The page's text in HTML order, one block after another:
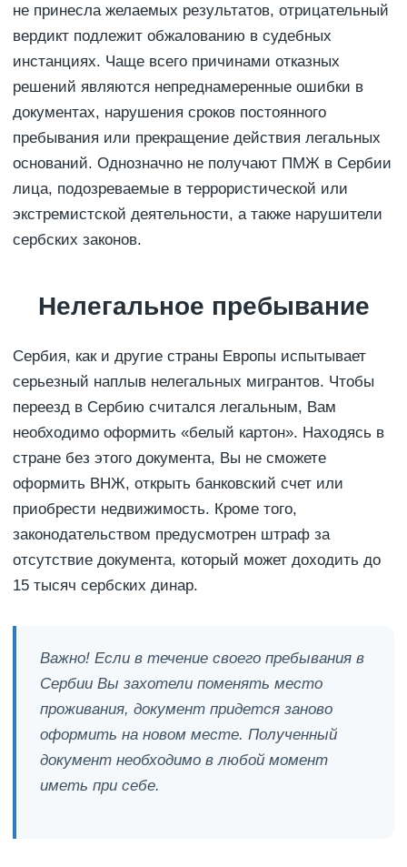
не принесла желаемых результатов, отрицательный
вердикт подлежит обжалованию в судебных
инстанциях. Чаще всего причинами отказных
решений являются непреднамеренные ошибки в
документах, нарушения сроков постоянного
пребывания или прекращение действия легальных
оснований. Однозначно не получают ПМЖ в Сербии
лица, подозреваемые в террористической или
экстремистской деятельности, а также нарушители
сербских законов.
Нелегальное пребывание
Сербия, как и другие страны Европы испытывает
серьезный наплыв нелегальных мигрантов. Чтобы
переезд в Сербию считался легальным, Вам
необходимо оформить «белый картон». Находясь в
стране без этого документа, Вы не сможете
оформить ВНЖ, открыть банковский счет или
приобрести недвижимость. Кроме того,
законодательством предусмотрен штраф за
отсутствие документа, который может доходить до
15 тысяч сербских динар.
Важно! Если в течение своего пребывания в
Сербии Вы захотели поменять место
проживания, документ придется заново
оформить на новом месте. Полученный
документ необходимо в любой момент
иметь при себе.